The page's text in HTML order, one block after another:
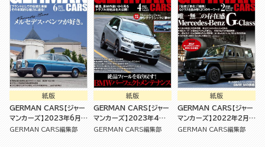
紙版
GERMAN CARS【ジャー
マンカーズ】2023年6月号
[雑誌]
GERMAN CARS編集部
紙版
GERMAN CARS【ジャー
マンカーズ】2023年4月
号 [雑誌]
GERMAN CARS編集部
紙版
GERMAN CARS【ジャー
マンカーズ】2022年2月号
[雑誌]
GERMAN CARS編集部